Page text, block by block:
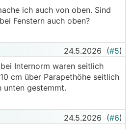
ich auch von oben. Sind
Fenstern auch oben?
24.5.2026 (#5)
Internorm waren seitlich
cm über Parapethöhe seitlich
unten gestemmt.
24.5.2026 (#6)